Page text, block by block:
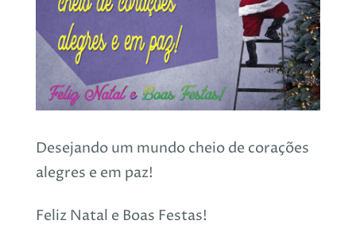
Desejando um mundo cheio de corações
alegres e em paz!
Feliz Natal e Boas Festas!